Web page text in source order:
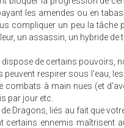
les amendes ou en
compliquer un peu la
un assassin, un hybride de
de certains pouvoirs,
peuvent respirer sous l'eau,
combats à main nues (et
par jour etc.
de Dragons, liés au fait que
certains ennemis maîtrisent